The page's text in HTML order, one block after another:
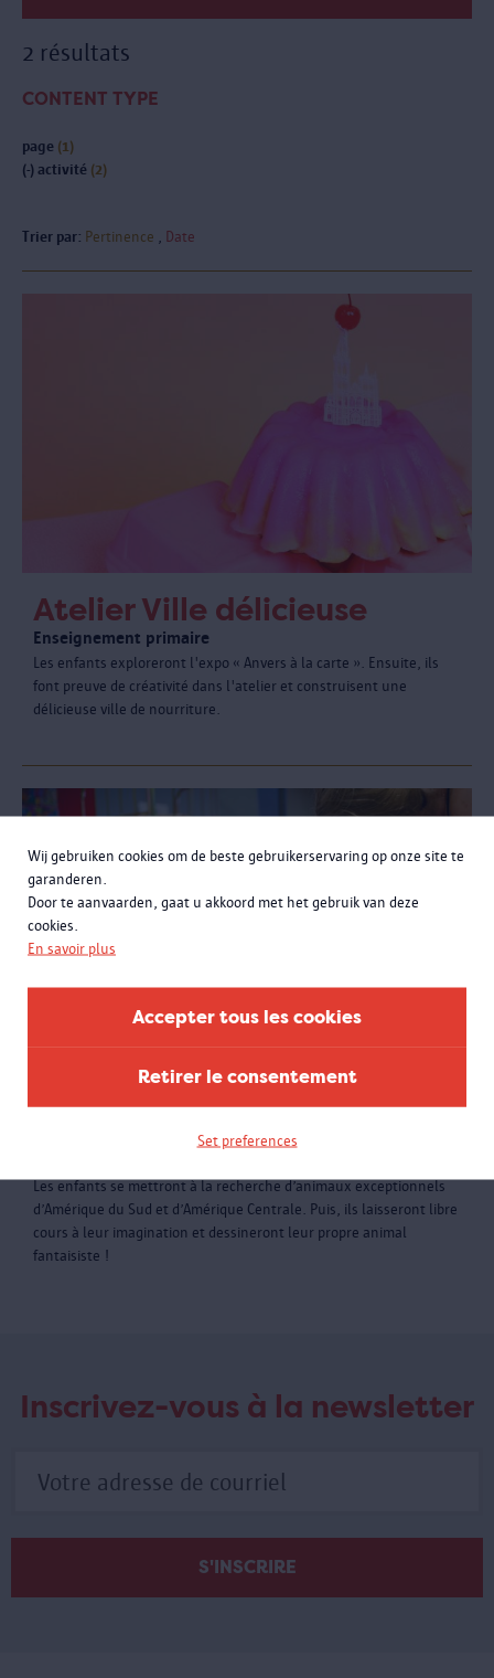
Wij gebruiken cookies om de beste gebruikerservaring op onze site te
garanderen.
Door te aanvaarden, gaat u akkoord met het gebruik van deze
cookies.
En savoir plus
Accepter tous les cookies
Retirer le consentement
Set preferences
2 résultats
CONTENT TYPE
page (1)
(-) activité (2)
Trier par: Pertinence Date
Atelier Ville délicieuse
Enseignement primaire
Les enfants exploreront l'expo « Anvers à la carte ». Ensuite, ils
font preuve de créativité dans l'atelier et construisent une
délicieuse ville de nourriture.
Atelier « Animaux
enchanteurs »
Les enfants se mettront à la recherche d’animaux exceptionnels
d’Amérique du Sud et d’Amérique Centrale. Puis, ils laisseront libre
cours à leur imagination et dessineront leur propre animal
fantaisiste !
Inscrivez-vous à la newsletter